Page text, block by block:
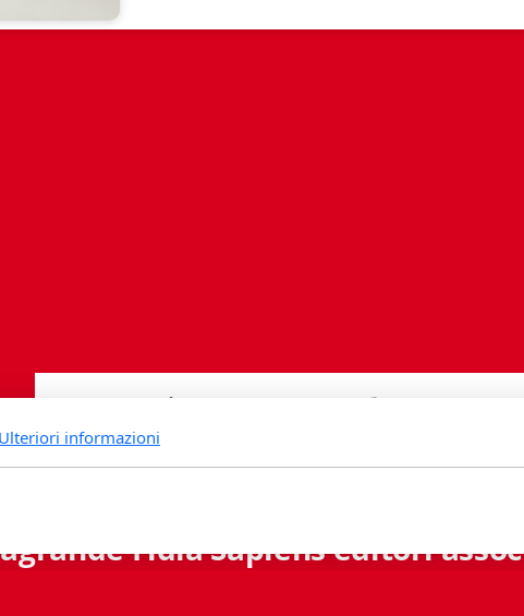
Fidia Sapiens editori
Ulteriori informazioni